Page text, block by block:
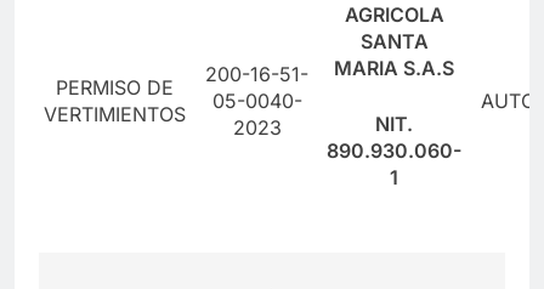
PERMISO DE
VERTIMIENTOS
200-16-51-
05-0040-
2023
AGRICOLA
SANTA
MARIA S.A.S
NIT.
890.930.060-
1
AUTO